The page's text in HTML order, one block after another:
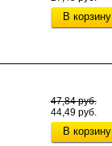
В корзину
47,84 руб.
44,49 руб.
В корзину